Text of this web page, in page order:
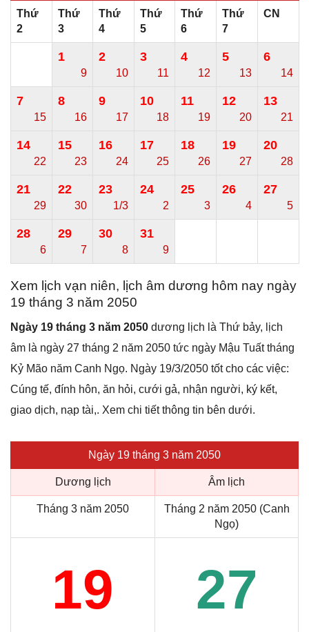
Thứ
2
Thứ
3
Thứ
4
Thứ
5
Thứ
6
Thứ
7
CN
1
9
2
10
3
11
4
12
5
13
6
14
7
15
8
16
9
17
10
18
11
19
12
20
13
21
14
22
15
23
16
24
17
25
18
26
19
27
20
28
21
29
22
30
23
1/3
24
2
25
3
26
4
27
5
28
6
29
7
30
8
31
9
Xem lịch vạn niên, lịch âm dương hôm nay ngày
19 tháng 3 năm 2050
Ngày 19 tháng 3 năm 2050 dương lịch là Thứ bảy, lịch
âm là ngày 27 tháng 2 năm 2050 tức ngày Mậu Tuất tháng
Kỷ Mão năm Canh Ngọ. Ngày 19/3/2050 tốt cho các việc:
Cúng tế, đính hôn, ăn hỏi, cưới gả, nhận người, ký kết,
giao dịch, nạp tài,. Xem chi tiết thông tin bên dưới.
Ngày 19 tháng 3 năm 2050
Dương lịch Âm lịch
Tháng 3 năm 2050
Tháng 2 năm 2050 (Canh
Ngọ)
19 27